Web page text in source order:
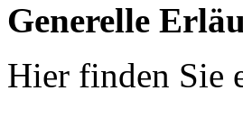
Generelle
Hier finden Sie